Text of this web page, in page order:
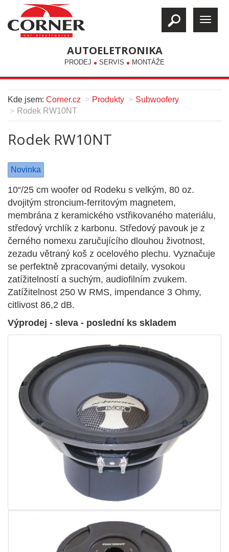
AUTOELETRONIKA
PRODEJ SERVIS MONTÁŽE
Kde jsem: Corner.cz Produkty
Subwoofery
Rodek RW10NT
Rodek RW10NT
Novinka
10“/25 cm woofer od Rodeku s velkým, 80 oz.
dvojitým stroncium-ferritovým magnetem,
membrána z keramického vstřikovaného materiálu,
středový vrchlík z karbonu. Středový pavouk je z
černého nomexu zaručujícího dlouhou životnost,
zezadu větraný koš z ocelového plechu. Vyznačuje
se perfektně zpracovanými detaily, vysokou
zatížitelností a suchým, audiofilním zvukem.
Zatížitelnost 250 W RMS, impendance 3 Ohmy,
citlivost 86,2 dB.
Výprodej - sleva - poslední ks skladem